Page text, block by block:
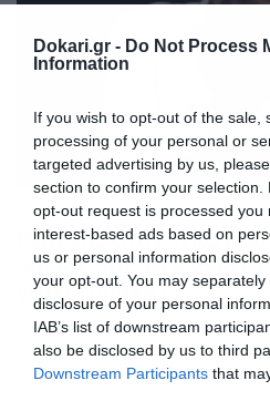
Dokari.gr - Do Not Process
Information
If you wish to opt-out of the sale,
processing of your personal or
targeted advertising by us,
section to confirm your
opt-out request is processed you
interest-based ads based on
us or personal information
your opt-out. You may
disclosure of your personal
IAB’s list of downstream
also be disclosed by us to third
Downstream Participants that
17/02/2020 08:27
Παίκτης στον «Πιο
λύγισε από τα κλάματα
γιατί! (video)
Αξέχαστη θα του μείνει η
παίκτης έγινε άθελά του
στιγμιότυπο, το οποίο